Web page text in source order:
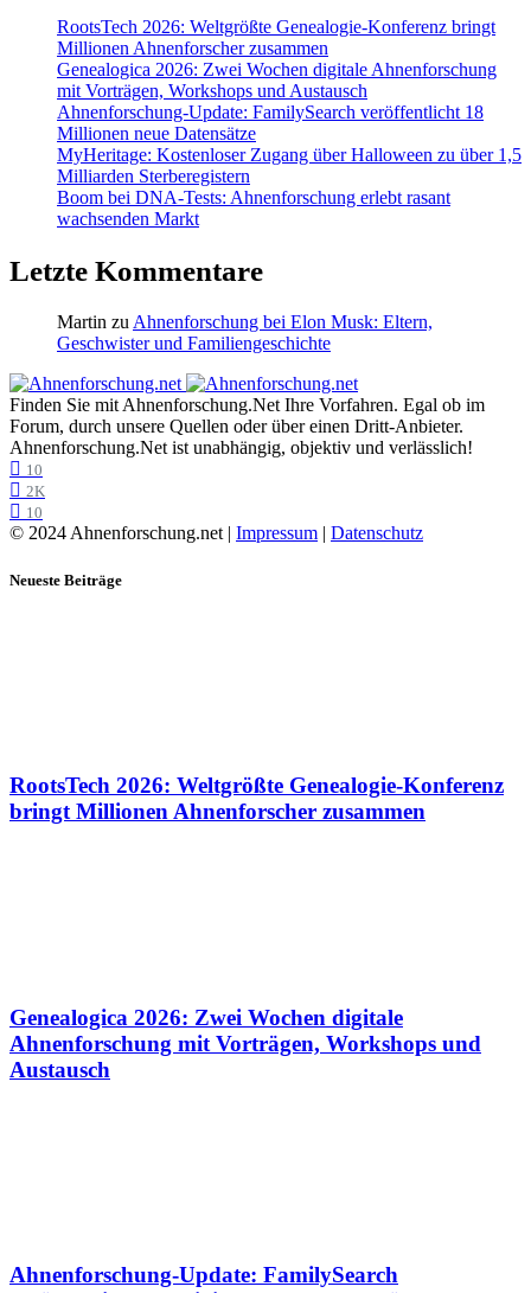
RootsTech 2026: Weltgrößte Genealogie-Konferenz bringt
Millionen Ahnenforscher zusammen
Genealogica 2026: Zwei Wochen digitale Ahnenforschung
mit Vorträgen, Workshops und Austausch
Ahnenforschung-Update: FamilySearch veröffentlicht 18
Millionen neue Datensätze
MyHeritage: Kostenloser Zugang über Halloween zu über 1,5
Milliarden Sterberegistern
Boom bei DNA-Tests: Ahnenforschung erlebt rasant
wachsenden Markt
Letzte Kommentare
Martin zu Ahnenforschung bei Elon Musk: Eltern,
Geschwister und Familiengeschichte
Finden Sie mit Ahnenforschung.Net Ihre Vorfahren. Egal ob im
Forum, durch unsere Quellen oder über einen Dritt-Anbieter.
Ahnenforschung.Net ist unabhängig, objektiv und verlässlich!
10
2K
10
© 2024 Ahnenforschung.net | Impressum | Datenschutz
Neueste Beiträge
RootsTech 2026: Weltgrößte Genealogie-Konferenz
bringt Millionen Ahnenforscher zusammen
Genealogica 2026: Zwei Wochen digitale
Ahnenforschung mit Vorträgen, Workshops und
Austausch
Ahnenforschung-Update: FamilySearch